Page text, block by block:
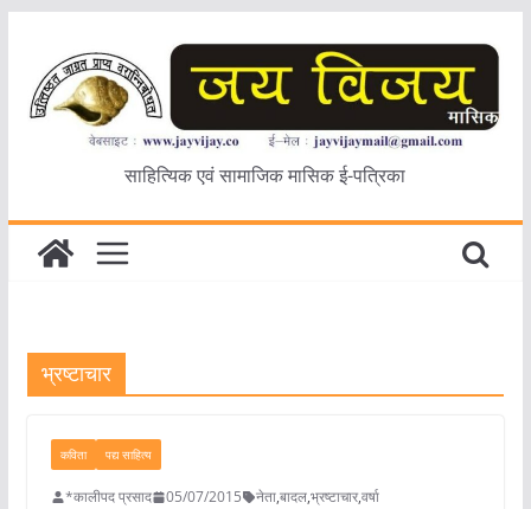
content
साहित्यिक एवं सामाजिक मासिक ई-पत्रिका
भ्रष्टाचार
कविता पद्य साहित्य
*कालीपद प्रसाद 05/07/2015 नेता,बादल,भ्रष्टाचार,वर्षा